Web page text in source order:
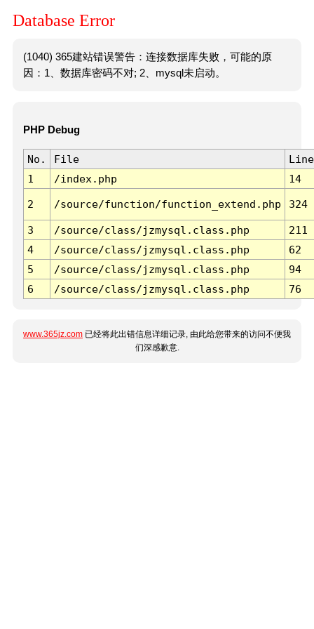
Database Error
(1040) 365建站错误警告：连接数据库失败，可能的原
因：1、数据库密码不对; 2、mysql未启动。
PHP Debug
No. File
Line
1
/index.php 14
2 /source/function/function_extend.php 324
3 /source/class/jzmysql.class.php
211
4
/source/class/jzmysql.class.php
62
5
/source/class/jzmysql.class.php
94
6
/source/class/jzmysql.class.php 76
www.365jz.com 已经将此出错信息详细记录, 由此给您带来的访问不便我
们深感歉意.